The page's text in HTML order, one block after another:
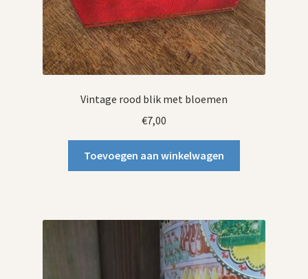
Vintage rood blik met bloemen
€7,00
Toevoegen aan winkelwagen